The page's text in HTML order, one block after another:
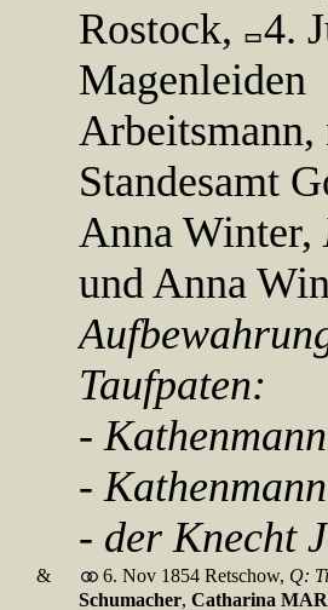
Rostock,
4.
Magenleiden
Arbeitsmann,
Standesamt
Anna Winter,
und Anna
Taufpaten:
-
-
- der Knecht
& 6. Nov 1854 Retschow, Q:
Schumacher, Catharina